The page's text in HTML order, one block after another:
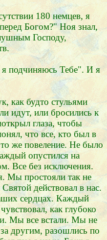
180 немцев, я
Богом?" Ноя знал,
Господу,
подчиняюсь Тебе". И я
как будто стульями
идут, или бросились к
глаза, чтобы
что все, кто был в
же повеление. Не было
опустился на
Все без исключения.
Мы простояли так не
действовал в нас.
сердцах. Каждый
как глубоко
Мы все встали. Мы не
другим, разошлись по